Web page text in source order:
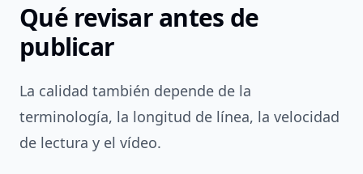
Qué revisar antes de
publicar
La calidad también depende de la
terminología, la longitud de línea, la velocidad
de lectura y el vídeo.